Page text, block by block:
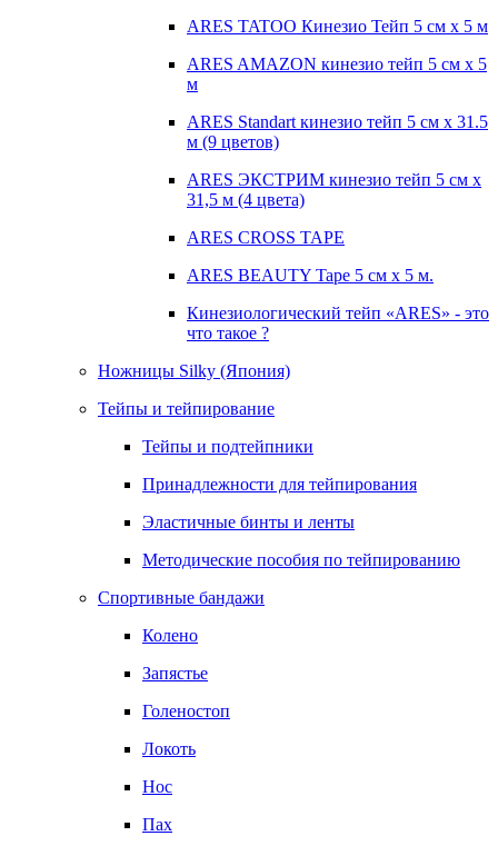
ARES TATOO Кинезио Тейп 5 см х 5 м
ARES AMAZON кинезио тейп 5 см х 5
м
ARES Standart кинезио тейп 5 см х 31.5
м (9 цветов)
ARES ЭКСТРИМ кинезио тейп 5 см х
31,5 м (4 цвета)
ARES CROSS TAPE
ARES BEAUTY Tape 5 см х 5 м.
Кинезиологический тейп «ARES» - это
что такое ?
Ножницы Silky (Япония)
Тейпы и тейпирование
Тейпы и подтейпники
Принадлежности для тейпирования
Эластичные бинты и ленты
Методические пособия по тейпированию
Спортивные бандажи
Колено
Запястье
Голеностоп
Локоть
Нос
Пах